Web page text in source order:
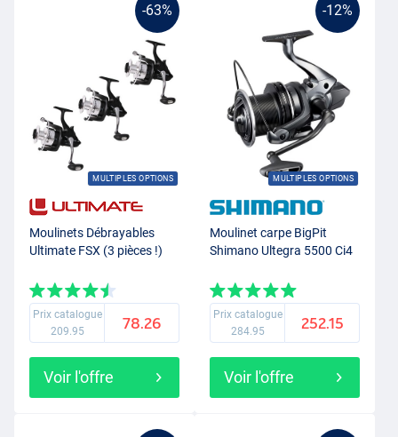
-63%
MULTIPLES OPTIONS
Moulinets Débrayables
Ultimate FSX (3 pièces !)
Prix catalogue
209.95
78.26
Voir l'offre
-12%
MULTIPLES OPTIONS
Moulinet carpe BigPit
Shimano Ultegra 5500 Ci4
Prix catalogue
284.95
252.15
Voir l'offre